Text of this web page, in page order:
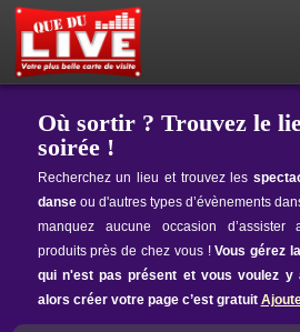
Où sortir ? Trouvez le
soirée !
Recherchez un lieu et trouvez les
danseou d'autres types d’évènements
manquez aucune occasion d’assister
produits près de chez vous !Vous gérez
qui n'est pas présent et vous voulez y
alors créer votre page c’est gratuit